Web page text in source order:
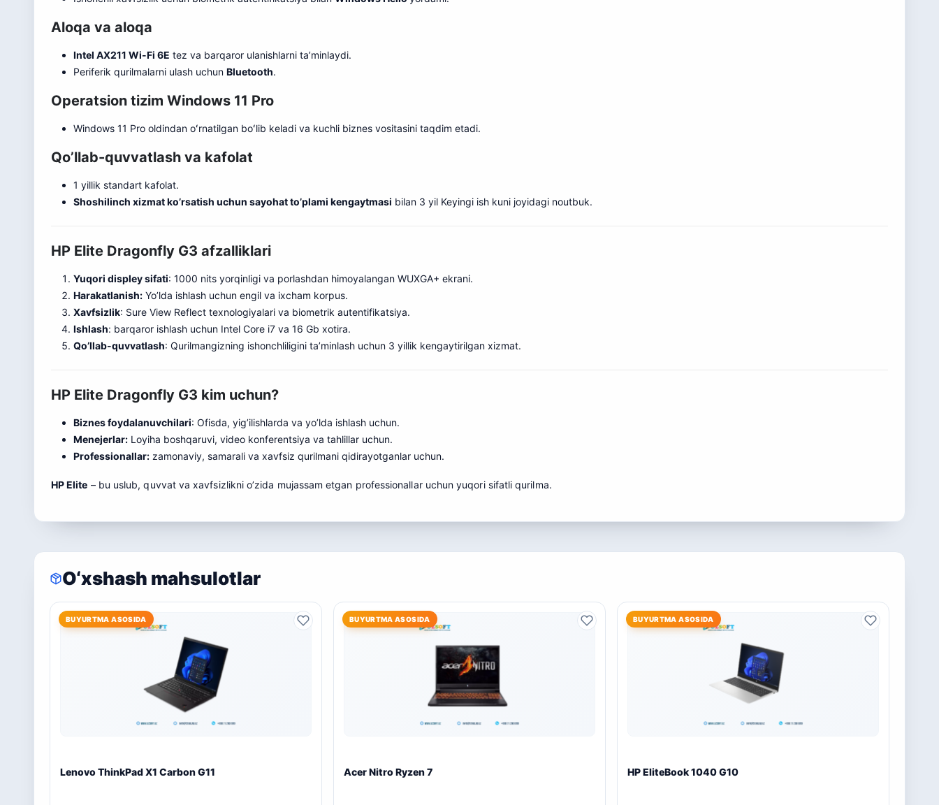
Aloqa va aloqa
Intel AX211 Wi-Fi 6E tez va barqaror ulanishlarni ta’minlaydi.
Periferik qurilmalarni ulash uchun Bluetooth.
Operatsion tizim Windows 11 Pro
Windows 11 Pro oldindan oʻrnatilgan boʻlib keladi va kuchli biznes vositasini taqdim etadi.
Qo’llab-quvvatlash va kafolat
1 yillik standart kafolat.
Shoshilinch xizmat ko’rsatish uchun sayohat to’plami kengaytmasi bilan 3 yil Keyingi ish kuni joyidagi noutbuk.
HP Elite Dragonfly G3 afzalliklari
Yuqori displey sifati: 1000 nits yorqinligi va porlashdan himoyalangan WUXGA+ ekrani.
Harakatlanish: Yo’lda ishlash uchun engil va ixcham korpus.
Xavfsizlik: Sure View Reflect texnologiyalari va biometrik autentifikatsiya.
Ishlash: barqaror ishlash uchun Intel Core i7 va 16 Gb xotira.
Qo’llab-quvvatlash: Qurilmangizning ishonchliligini ta’minlash uchun 3 yillik kengaytirilgan xizmat.
HP Elite Dragonfly G3 kim uchun?
Biznes foydalanuvchilari: Ofisda, yig’ilishlarda va yo’lda ishlash uchun.
Menejerlar: Loyiha boshqaruvi, video konferentsiya va tahlillar uchun.
Professionallar: zamonaviy, samarali va xavfsiz qurilmani qidirayotganlar uchun.
HP Elite – bu uslub, quvvat va xavfsizlikni o’zida mujassam etgan professionallar uchun yuqori sifatli qurilma.
O‘xshash mahsulotlar
BUYURTMA ASOSIDA
Lenovo ThinkPad X1 Carbon G11
BUYURTMA ASOSIDA
Acer Nitro Ryzen 7
BUYURTMA ASOSIDA
HP EliteBook 1040 G10